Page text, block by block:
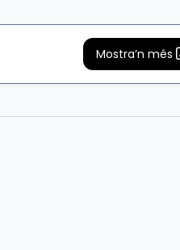
Mostra’n més